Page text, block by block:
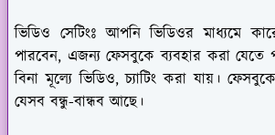
ভিডিও সেটিংঃআপনি ভিডিওর মাধ্যমে
পারবেন, এজন্য ফেসবুকে ব্যবহার করা যেতে
বিনা মূল্যে ভিডিও, চ্যাটিং করা যায়।
যেসব বন্ধু-বান্ধব আছে।